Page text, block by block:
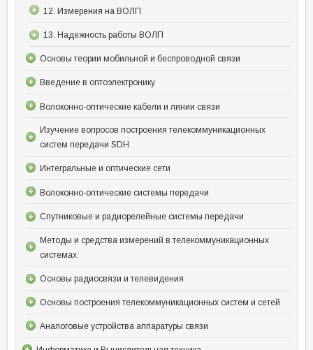
12. Измерения на ВОЛП
13. Надежность работы ВОЛП
Основы теории мобильной и беспроводной связи
Введение в оптоэлектронику
Волоконно-оптические кабели и линии связи
Изучение вопросов построения телекоммуникационных
систем передачи SDH
Интегральные и оптические сети
Волоконно-оптические системы передачи
Спутниковые и радиорелейные системы передачи
Методы и средства измерений в телекоммуникационных
системах
Основы радиосвязи и телевидения
Основы построения телекоммуникационных систем и сетей
Аналоговые устройства аппаратуры связи